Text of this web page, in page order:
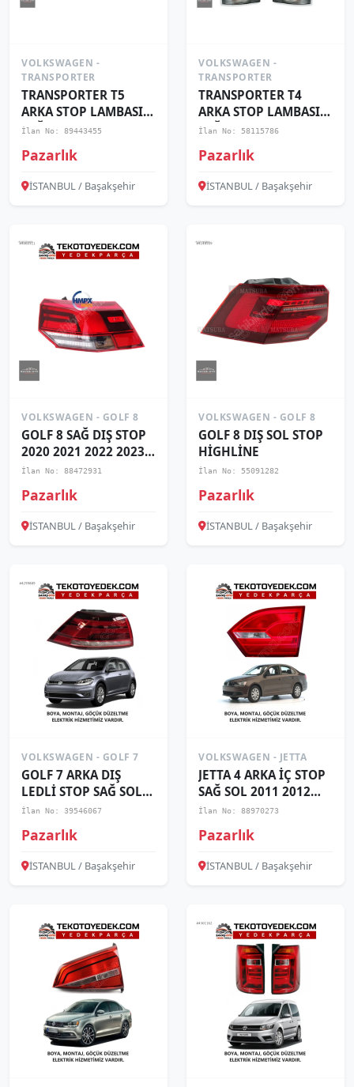
VOLKSWAGEN -
TRANSPORTER
TRANSPORTER T5
ARKA STOP LAMBASI
SAĞ SOL 2003+ /
İlan No: 89443455
Pazarlık
İSTANBUL / Başakşehir
VOLKSWAGEN -
TRANSPORTER
TRANSPORTER T4
ARKA STOP LAMBASI
SAĞ SOL 1991+ ADET
İlan No: 58115786
Pazarlık
İSTANBUL / Başakşehir
VOLKSWAGEN - GOLF 8
GOLF 8 SAĞ DIŞ STOP
2020 2021 2022 2023 /
SON 1
İlan No: 88472931
Pazarlık
İSTANBUL / Başakşehir
VOLKSWAGEN - GOLF 8
GOLF 8 DIŞ SOL STOP
HİGHLİNE
İlan No: 55091282
Pazarlık
İSTANBUL / Başakşehir
VOLKSWAGEN - GOLF 7
GOLF 7 ARKA DIŞ
LEDLİ STOP SAĞ SOL
2017 2018 2019 2020 /
İlan No: 39546067
Pazarlık
İSTANBUL / Başakşehir
VOLKSWAGEN - JETTA
JETTA 4 ARKA İÇ STOP
SAĞ SOL 2011 2012
2013 2014 2015 /
İlan No: 88970273
Pazarlık
İSTANBUL / Başakşehir